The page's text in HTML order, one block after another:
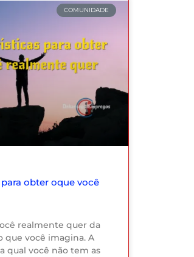
COMUNIDADE
obter oque você
realmente quer da
que você imagina. A
qual você não tem as